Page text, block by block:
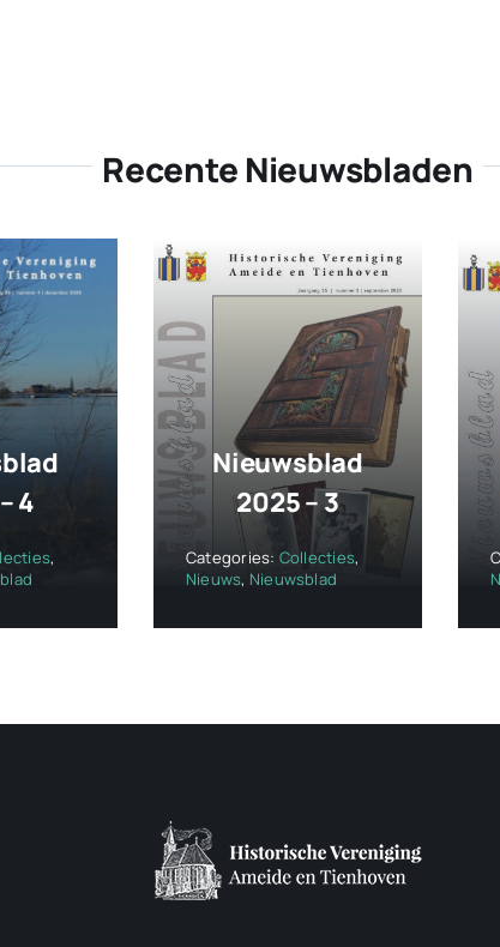
Recente Nieuwsbladen
4
,
Nieuwsblad
2025 – 3
Categories: Collecties,
Nieuws, Nieuwsblad